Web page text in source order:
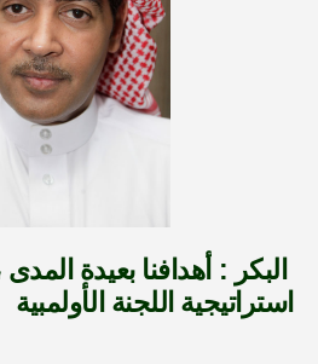
البكر : أهدافنا بعيدة
استراتيجية اللجنة الأولمبية